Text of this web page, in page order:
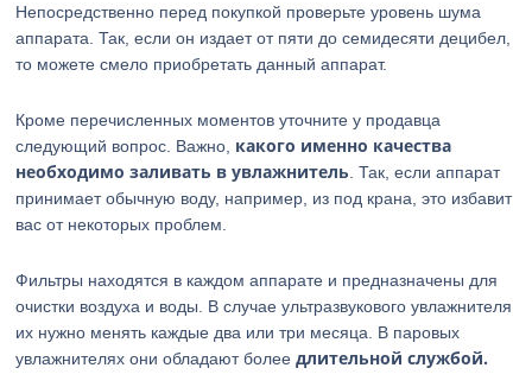
Непосредственно перед покупкой проверьте уровень шума
аппарата. Так, если он издает от пяти до семидесяти децибел,
то можете смело приобретать данный аппарат.
Кроме перечисленных моментов уточните у продавца
следующий вопрос. Важно, какого именно качества
необходимо заливать в увлажнитель . Так, если аппарат
принимает обычную воду, например, из под крана, это избавит
вас от некоторых проблем.
Фильтры находятся в каждом аппарате и предназначены для
очистки воздуха и воды. В случае ультразвукового увлажнителя
их нужно менять каждые два или три месяца. В паровых
увлажнителях они обладают болеедлительной службой.